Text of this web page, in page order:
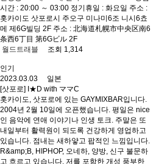
시간 : 20:00 ～ 03:00 정기휴일 : 화요일 주소 :
홋카이도 삿포로시 주오구 미나미6조 니시6쵸
메 제6G빌딩 2F 주소 : 北海道札幌市中央区南6
条西6丁目 第6Gビル 2F
월드트래블
조회 1,314
인기
2023.03.03 일본
[삿포로] I★D with ママC
홋카이도, 삿포로에 있는 GAYMIXBAR입니다.
2004년 2월 10일에 오픈했습니다. 평일은 nice
인 음악에 연애 이야기나 인생 토크. 주말은 또
내일부터 활력원이 되도록 건강하게 영업하고
있습니다. 점내는 새하얗고 팝적인 느낌입니다.
R&amp;B, HIPHOP, 오네하, 양방, 신구 불문하
고 흐르고 있습니다. 저를 포함한 개성 풍부한